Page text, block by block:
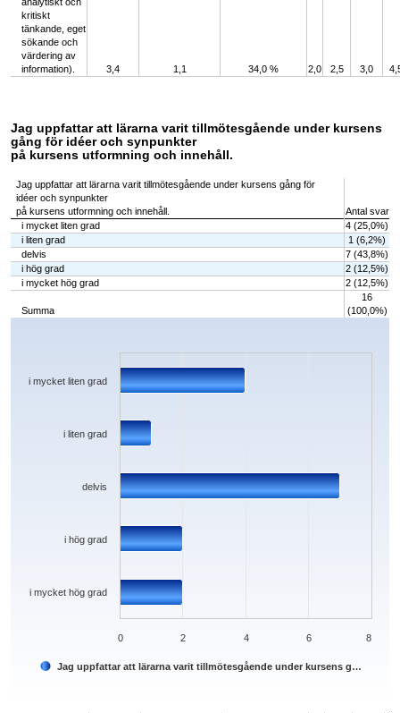
kritiskt
tänkande, eget
sökande och
värdering av
information).
3,4 1,1 34,0 % 2,0 2,5 3,0
Jag uppfattar att lärarna varit tillmötesgående under kursens
gång för idéer och synpunkter
på kursens utformning och innehåll.
Jag uppfattar att lärarna varit tillmötesgående under kursens gång för
idéer och synpunkter
på kursens utformning och innehåll.
Antal svar
i mycket liten grad
4 (25,0%)
i liten grad
1 (6,2%)
delvis
7 (43,8%)
i hög grad
2 (12,5%)
i mycket hög grad
2 (12,5%)
Summa
16
(100,0%)
Chart
The chart has 1 X axis displaying categories.
The chart has 1 Y axis displaying values. Data ranges from 1 to 7.
Jag uppfattar att lärarna varit tillmötesgående under kursens g…
i mycket hög grad
i hög grad
delvis
i liten grad
i mycket liten grad
0 2 4 6 8